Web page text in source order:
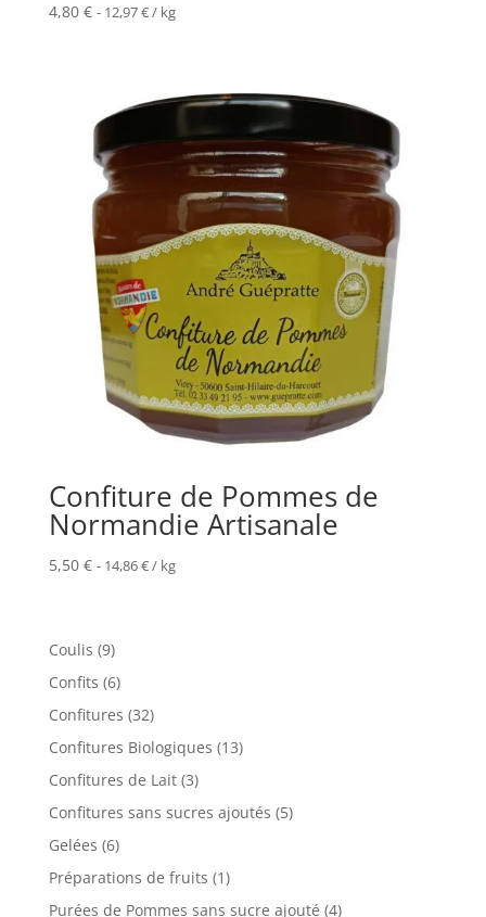
4,80 € - 12,97€/ kg
Confiture de Pommes de
Normandie Artisanale
5,50 € - 14,86€/ kg
Coulis 99
produits
Confits 66
produits
Confitures 3232
produits
Confitures Biologiques 1313
Confitures de Lait 33
produits
Confitures sans sucres ajoutés 55
Gelées 66
produits
Préparations de fruits 11
Purées de Pommes sans sucre ajouté 44